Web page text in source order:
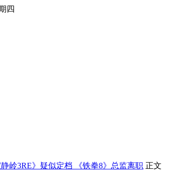
四
岭3RE》疑似定档 《铁拳8》总监离职 正文